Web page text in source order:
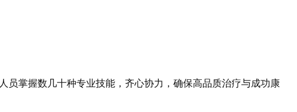
员掌握数几十种专业技能，齐心协力，确保高品质治疗与成功康